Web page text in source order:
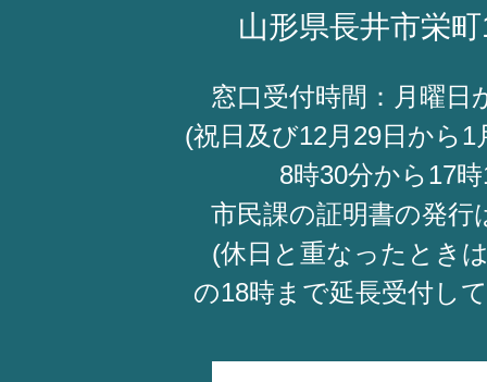
山形県長井市栄
窓口受付時間：月曜日
(祝日及び12月29日から1
8時30分から17
市民課の証明書の発行
(休日と重なったとき
の18時まで延長受付し